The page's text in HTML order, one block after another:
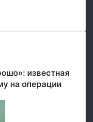
известная
на операции